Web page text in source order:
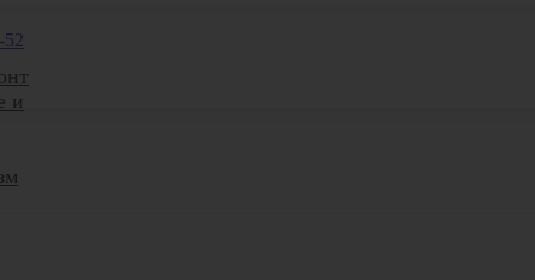
и
52